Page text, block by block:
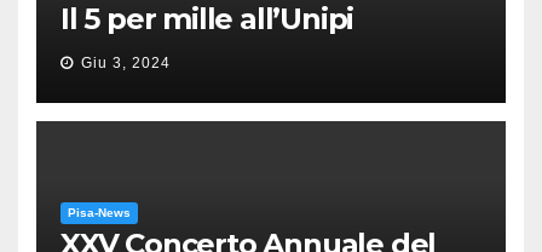
Il 5 per mille all’Unipi
Giu 3, 2024
Pisa-News
XXV Concerto Annuale del